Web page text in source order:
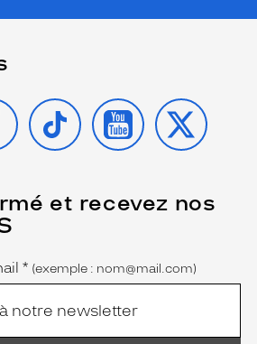
TIKTOK YOUTUBE
X
et recevez nos
* (exemple : nom@mail.com)